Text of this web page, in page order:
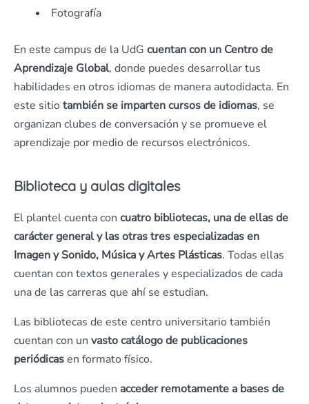
Fotografía
En este campus de la UdG cuentan con un Centro de
Aprendizaje Global, donde puedes desarrollar tus
habilidades en otros idiomas de manera autodidacta. En
este sitio también se imparten cursos de idiomas, se
organizan clubes de conversación y se promueve el
aprendizaje por medio de recursos electrónicos.
Biblioteca y aulas digitales
El plantel cuenta con cuatro bibliotecas, una de ellas de
carácter general y las otras tres especializadas en
Imagen y Sonido, Música y Artes Plásticas. Todas ellas
cuentan con textos generales y especializados de cada
una de las carreras que ahí se estudian.
Las bibliotecas de este centro universitario también
cuentan con un vasto catálogo de publicaciones
periódicasen formato físico.
Los alumnos pueden acceder remotamente a bases de